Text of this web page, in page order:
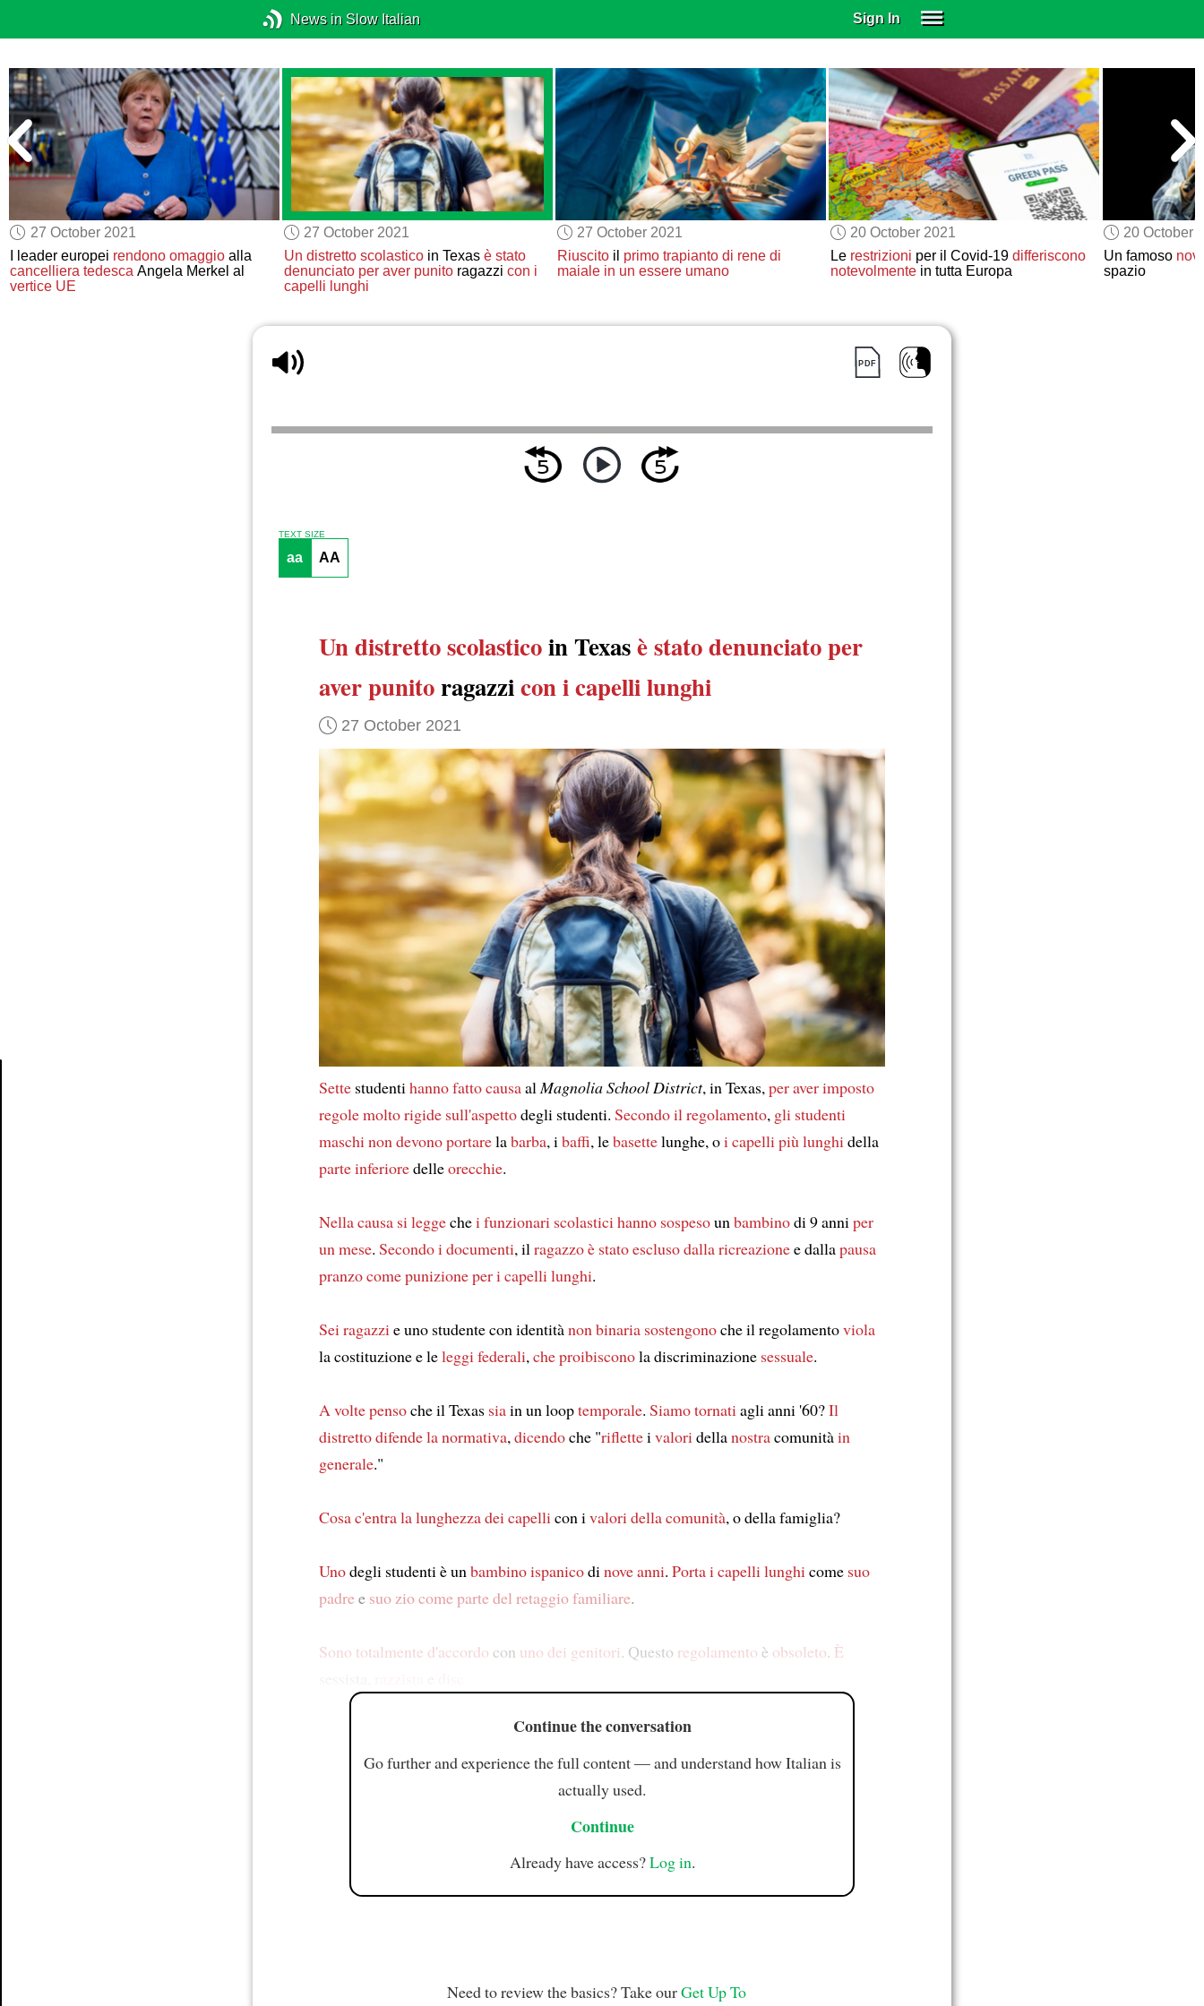
News in Slow Italian Sign In
SUBSCRIBE
EDUCATIONAL LICENSES
GIFT CARDS
OTHER LANGUAGES
ABOUT US
ALEXA
ADJUST COLORS
27 October 2021
I leader europei rendono omaggio alla
cancelliera tedesca Angela Merkel al
vertice UE
27 October 2021
Un distretto scolasticoin Texas è stato
denunciato per aver punitoragazzi con i
capelli lunghi
27 October 2021
Riuscitoil primo trapianto di rene di
maiale in un essere umano
20 October 2021
Le restrizioni per il Covid-19 differiscono
notevolmentein tutta Europa
20 October
Un famoso
spazio
TEXT SIZE
aa AA
Un distretto scolasticoin Texasè stato denunciatoper
aver punitoragazzicon i capelli lunghi
27 October 2021
Sette studenti hanno fatto causaal Magnolia School District, in Texas, per aver imposto
regolemolto rigide sull'aspettodegli studenti. Secondo il regolamento, gli studenti
maschi non devonoportarelabarba, i baffi, lebasettelunghe, oi capelli più lunghi della
parte inferioredelleorecchie.
Nella causa si leggechei funzionari scolastici hanno sospesoun bambinodi 9 anni per
un mese. Secondo i documenti, il ragazzoè stato esclusodalla ricreazionee dallapausa
pranzocome punizioneper i capelli lunghi.
Sei ragazzi e uno studente con identitànon binaria sostengonoche il regolamentoviola
la costituzione e leleggi federali, che proibisconola discriminazione sessuale.
A voltepensoche il Texas siain un looptemporale. Siamo tornati agli anni '60?Il
distrettodifendela normativa, dicendoche "riflettei valori dellanostracomunitàin
generale."
Cosac'entrala lunghezza dei capelli con i valori della comunità, o della famiglia?
Unodegli studenti è un bambinoispanicodi nove anni. Portai capelli lunghi come suo
padree suo ziocome partedel retaggio familiare.
Sono totalmente d'accordo con uno dei genitori. Questo regolamento è obsoleto. È
Continue the conversation
Go further and experience the full content — and understand how Italian is
actually used.
Continue
Already have access?Log in.
Need to review the basics? Take ourGet Up To